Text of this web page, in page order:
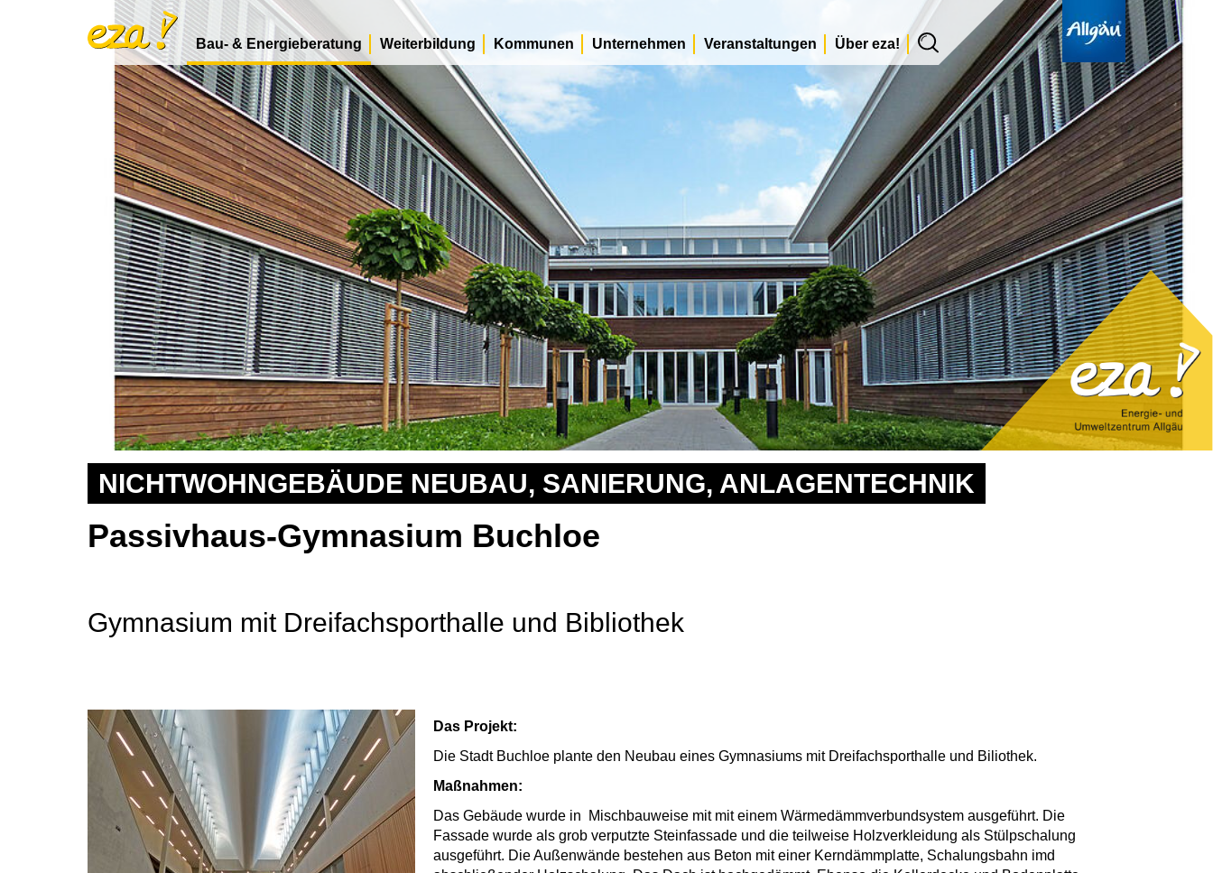
Bau- & Energieberatung Weiterbildung Kommunen Unternehmen Veranstaltungen Über eza!
NICHTWOHNGEBÄUDE NEUBAU, SANIERUNG, ANLAGENTECHNIK
Passivhaus-Gymnasium Buchloe
Gymnasium mit Dreifachsporthalle und Bibliothek
Das Projekt:
Die Stadt Buchloe plante den Neubau eines Gymnasiums mit Dreifachsporthalle und Biliothek.
Maßnahmen:
Das Gebäude wurde in Mischbauweise mit mit einem Wärmedämmverbundsystem ausgeführt. Die
Fassade wurde als grob verputzte Steinfassade und die teilweise Holzverkleidung als Stülpschalung
ausgeführt. Die Außenwände bestehen aus Beton mit einer Kerndämmplatte, Schalungsbahn imd